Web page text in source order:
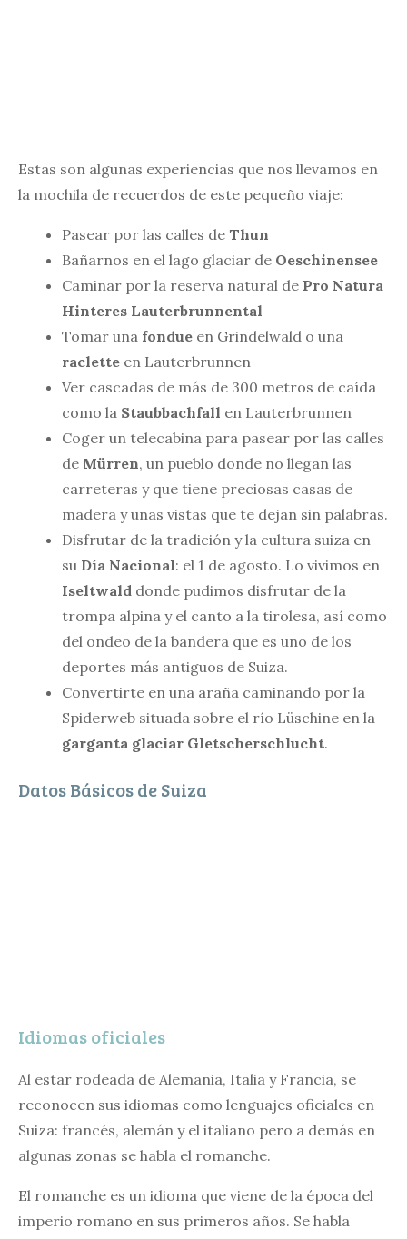
Estas son algunas experiencias que nos llevamos en
la mochila de recuerdos de este pequeño viaje:
Pasear por las calles de Thun
Bañarnos en el lago glaciar de Oeschinensee
Caminar por la reserva natural de Pro Natura
Hinteres Lauterbrunnental
Tomar una fondue en Grindelwald o una
raclette en Lauterbrunnen
Ver cascadas de más de 300 metros de caída
como la Staubbachfall en Lauterbrunnen
Coger un telecabina para pasear por las calles
de Mürren, un pueblo donde no llegan las
carreteras y que tiene preciosas casas de
madera y unas vistas que te dejan sin palabras.
Disfrutar de la tradición y la cultura suiza en
su Día Nacional: el 1 de agosto. Lo vivimos en
Iseltwald donde pudimos disfrutar de la
trompa alpina y el canto a la tirolesa, así como
del ondeo de la bandera que es uno de los
deportes más antiguos de Suiza.
Convertirte en una araña caminando por la
Spiderweb situada sobre el río Lüschine en la
garganta glaciar Gletscherschlucht.
Datos Básicos de Suiza
Idiomas oficiales
Al estar rodeada de Alemania, Italia y Francia, se
reconocen sus idiomas como lenguajes oficiales en
Suiza: francés, alemán y el italiano pero a demás en
algunas zonas se habla el romanche.
El romanche es un idioma que viene de la época del
imperio romano en sus primeros años. Se habla